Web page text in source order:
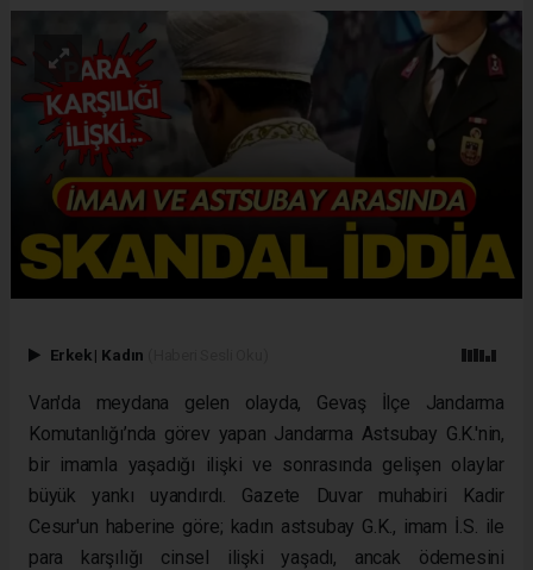
Erkek | Kadın
Van'da meydana gelen olayda, Gevaş İlçe Jandarma
Komutanlığı’nda görev yapan Jandarma Astsubay G.K.'nin,
bir imamla yaşadığı ilişki ve sonrasında gelişen olaylar
büyük yankı uyandırdı. Gazete Duvar muhabiri Kadir
Cesur'un haberine göre; kadın astsubay G.K., imam İ.S. ile
para karşılığı cinsel ilişki yaşadı, ancak ödemesini